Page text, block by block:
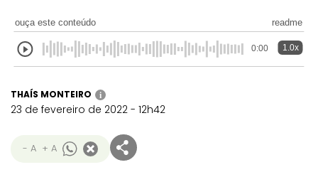
ouça este conteúdo readme
0:00 1.0x
THAÍS MONTEIRO i
23 de fevereiro de 2022 - 12h42
- A + A